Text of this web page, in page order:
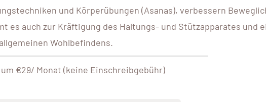
und Körperübungen (Asanas), verbessern
es auch zur Kräftigung des Haltungs- und Stützapparates und
allgemeinen Wohlbefindens.
€29/ Monat (keine Einschreibgebühr)